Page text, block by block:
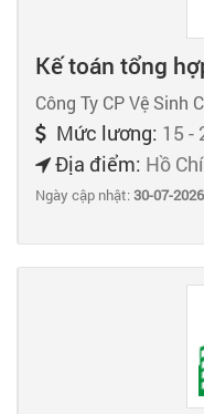
Kế toán tổng
Công Ty CP Vệ Sinh
Mức lương: 15 -
Địa điểm: Hồ
Ngày cập nhật:30-07-2026